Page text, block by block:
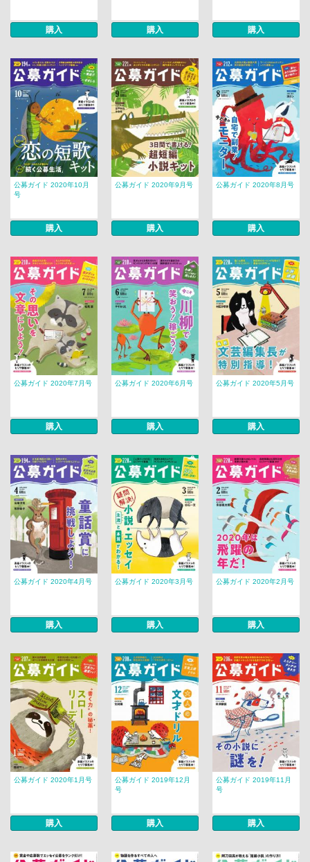
購入 購入 購入
公募ガイド 2020年10月
号
購入
公募ガイド 2020年9月号
購入
公募ガイド 2020年8月号
購入
公募ガイド 2020年7月号
購入
公募ガイド 2020年6月号
購入
公募ガイド 2020年5月号
購入
公募ガイド 2020年4月号
購入
公募ガイド 2020年3月号
購入
公募ガイド 2020年2月号
購入
公募ガイド 2020年1月号
購入
公募ガイド 2019年12月
号
購入
公募ガイド 2019年11月
号
購入